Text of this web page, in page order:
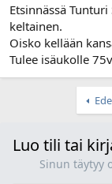
Etsinnässä
keltainen.
Oisko kellään
Tulee isäukolle
Luo tili tai
Sinun täytyy